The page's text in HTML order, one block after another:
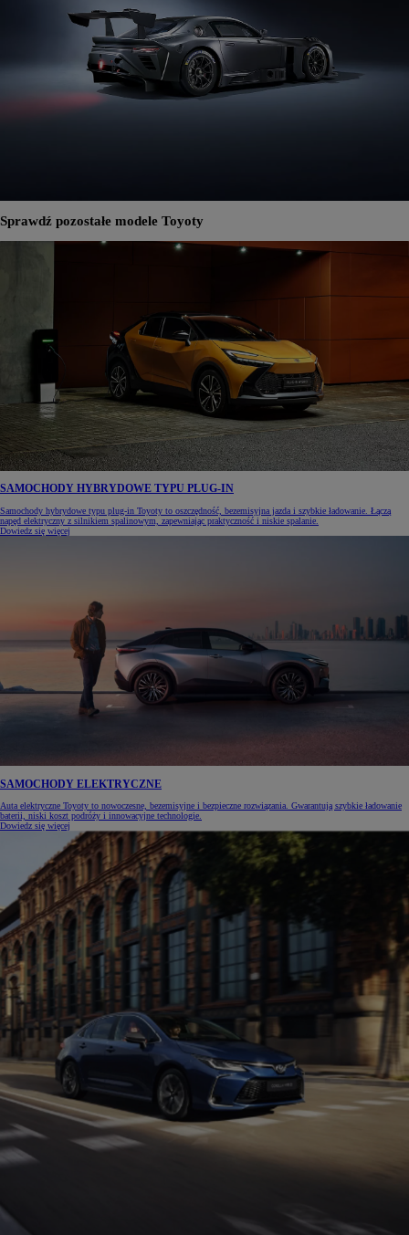
Sprawdź pozostałe modele Toyoty
SAMOCHODY HYBRYDOWE TYPU PLUG-IN
Samochody hybrydowe typu plug-in Toyoty to oszczędność, bezemisyjna jazda i szybkie ładowanie. Łączą
napęd elektryczny z silnikiem spalinowym, zapewniając praktyczność i niskie spalanie.
Dowiedz się więcej
SAMOCHODY ELEKTRYCZNE
Auta elektryczne Toyoty to nowoczesne, bezemisyjne i bezpieczne rozwiązania. Gwarantują szybkie ładowanie
baterii, niski koszt podróży i innowacyjne technologie.
Dowiedz się więcej